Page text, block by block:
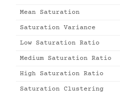
Mean Saturation
Saturation Variance
Low Saturation Ratio
Medium Saturation Ratio
High Saturation Ratio
Saturation Clustering